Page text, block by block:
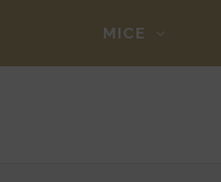
MICE